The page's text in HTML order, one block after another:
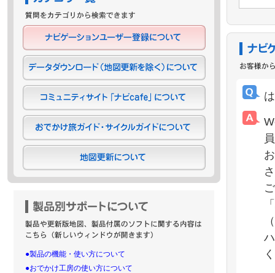
●製品の機能・使い方について
●おでかけ工房の使い方について